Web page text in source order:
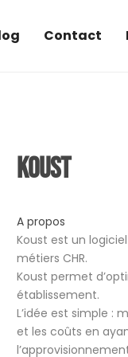
Contact
Koust
A propos
Koust est un
métiers CHR.
Koust permet
établissement.
L’idée est simple :
et les coûts en